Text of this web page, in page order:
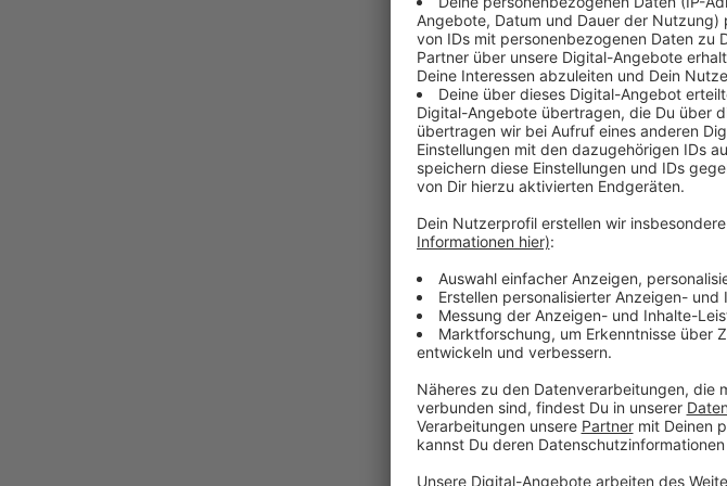
Sie hält einen
Regeln zur
In Leverkusen zahlt
Müllentsorgung –
Leverkusen liege
Verschiedene
über den Stand der
Die Kosten für die
sollen das auch
Die von dem
Leverkusen auf
miteinander
Die Studie basiert
in Leverkusen nicht
in der Stadt gibt es